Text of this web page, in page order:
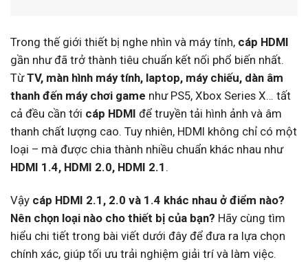
Trong thế giới thiết bị nghe nhìn và máy tính, cáp HDMI
gần như đã trở thành tiêu chuẩn kết nối phổ biến nhất.
TừTV, màn hình máy tính, laptop, máy chiếu, dàn âm
thanh đến máy chơi game như PS5, Xbox Series X… tất
cả đều cần tới cáp HDMI để truyền tải hình ảnh và âm
thanh chất lượng cao. Tuy nhiên, HDMI không chỉ có một
loại – mà được chia thành nhiều chuẩn khác nhau như
HDMI 1.4, HDMI 2.0, HDMI 2.1 .
Vậy cáp HDMI 2.1, 2.0 và 1.4 khác nhau ở điểm nào?
Nên chọn loại nào cho thiết bị của bạn? Hãy cùng tìm
hiểu chi tiết trong bài viết dưới đây để đưa ra lựa chọn
chính xác, giúp tối ưu trải nghiệm giải trí và làm việc.